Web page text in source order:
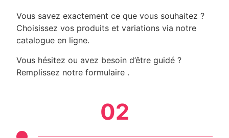
Vous savez exactement ce que vous souhaitez ?
Choisissez vos produits et variations via notre
catalogue en ligne.
Vous hésitez ou avez besoin d’être guidé ?
Remplissez notre formulaire .
02